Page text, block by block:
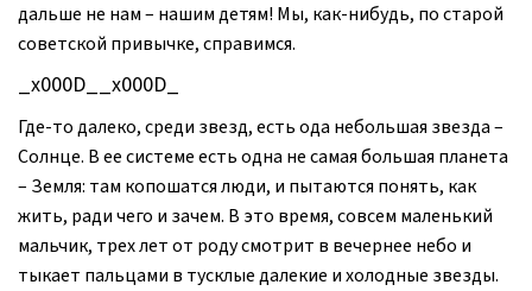
дальше не нам – нашим детям! Мы, как-нибудь, по старой
советской привычке, справимся.
_x000D__x000D_
Где-то далеко, среди звезд, есть ода небольшая звезда –
Солнце. В ее системе есть одна не самая большая планета
– Земля: там копошатся люди, и пытаются понять, как
жить, ради чего и зачем. В это время, совсем маленький
мальчик, трех лет от роду смотрит в вечернее небо и
тыкает пальцами в тусклые далекие и холодные звезды.